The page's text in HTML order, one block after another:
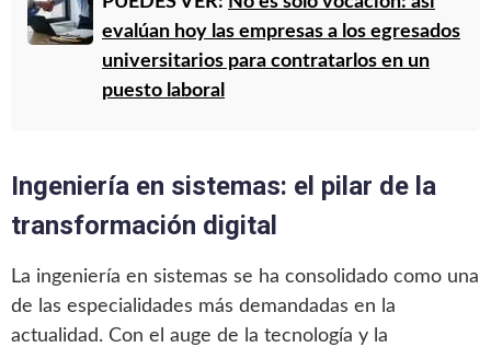
evalúan hoy las empresas a los egresados
universitarios para contratarlos en un
puesto laboral
Ingeniería en sistemas: el pilar de la
transformación digital
La ingeniería en sistemas se ha consolidado como una
de las especialidades más demandadas en la
actualidad. Con el auge de la tecnología y la